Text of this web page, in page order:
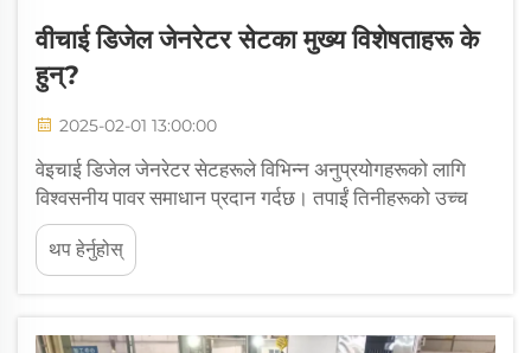
वीचाई डिजेल जेनरेटर सेटका मुख्य विशेषताहरू के
हुन्?
2025-02-01 13:00:00
वेइचाई डिजेल जेनरेटर सेटहरूले विभिन्न अनुप्रयोगहरूको लागि
विश्वसनीय पावर समाधान प्रदान गर्दछ। तपाईं तिनीहरूको उच्च
प्रदर्शन र दक्षता मा भरोसा गर्न सक्नुहुन्छ। यी जेनेरेटरहरूले कम
ईन्धन खपत र उत्सर्जन सुनिश्चित गर्न उन्नत प्रविधि प्रयोग
गर्दछन्। तिनीहरूको मुख्य विशेषताहरू...
थप हेर्नुहोस्